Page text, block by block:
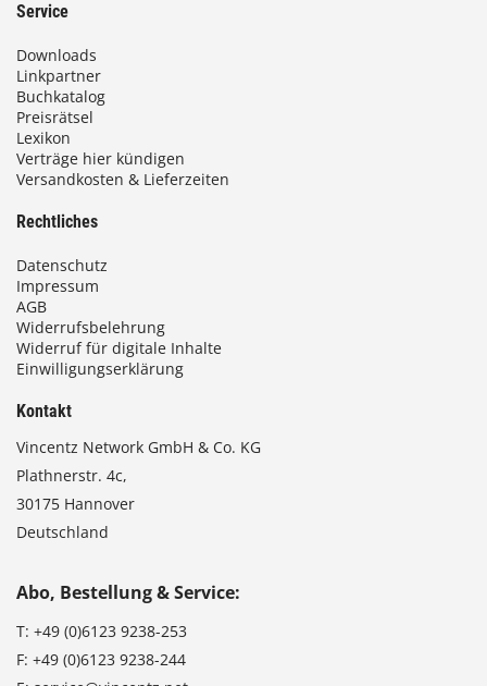
Service
Downloads
Linkpartner
Buchkatalog
Preisrätsel
Lexikon
Verträge hier kündigen
Versandkosten & Lieferzeiten
Rechtliches
Datenschutz
Impressum
AGB
Widerrufsbelehrung
Widerruf für digitale Inhalte
Einwilligungserklärung
Kontakt
Vincentz Network GmbH & Co. KG
Plathnerstr. 4c,
30175 Hannover
Deutschland
Abo, Bestellung & Service:
T: +49 (0)6123 9238-253
F: +49 (0)6123 9238-244